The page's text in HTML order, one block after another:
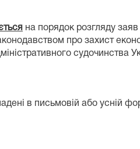
на порядок розгляду
про захист
судочинства
в письмовій або усній